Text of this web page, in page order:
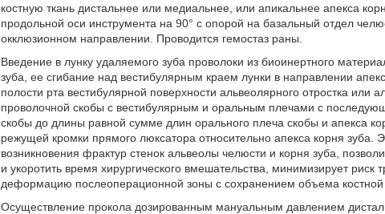
костную ткань дистальнее или медиальнее, или апикальнее апекса
продольной оси инструмента на 90° с опорой на базальный отдел
окклюзионном направлении. Проводится гемостаз раны.
Введение в лунку удаляемого зуба проволоки из биоинертного
зуба, ее сгибание над вестибулярным краем лунки в направлении
полости рта вестибулярной поверхности альвеолярного отростка или
проволочной скобы с вестибулярным и оральным плечами с
скобы до длины равной сумме длин орального плеча скобы и апекса
режущей кромки прямого люксатора относительно апекса корня
возникновения фрактур стенок альвеолы челюсти и корня зуба,
и укоротить время хирургического вмешательства, минимизирует
деформацию послеоперационной зоны с сохранением объема костной
Осуществление прокола дозированным мануальным давлением